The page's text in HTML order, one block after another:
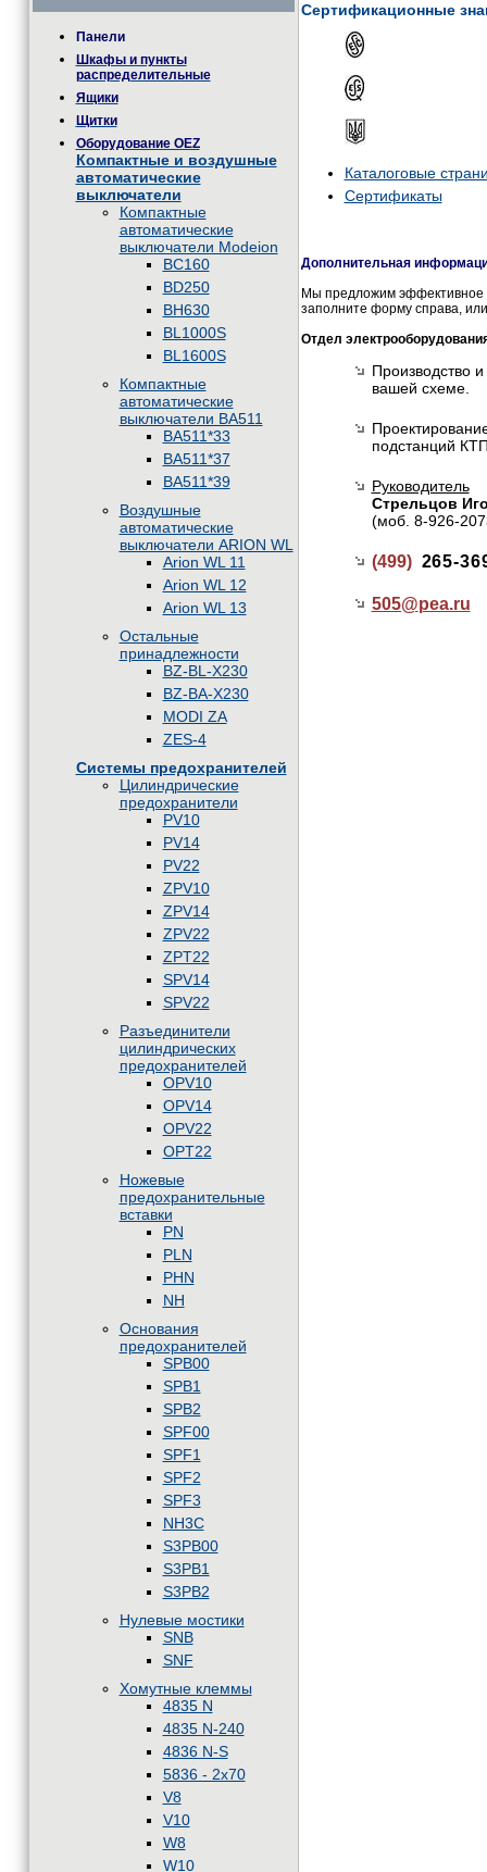
Панели
Шкафы и пункты
распределительные
Ящики
Щитки
Оборудование OEZ
Компактные и воздушные
автоматические
выключатели
Компактные
автоматические
выключатели Modeion
BC160
BD250
BH630
BL1000S
BL1600S
Компактные
автоматические
выключатели BA511
BA511*33
BA511*37
BA511*39
Воздушные
автоматические
выключатели ARION WL
Arion WL 11
Arion WL 12
Arion WL 13
Остальные
принадлежности
BZ-BL-X230
BZ-BA-X230
MODI ZA
ZES-4
Системы предохранителей
Цилиндрические
предохранители
PV10
PV14
PV22
ZPV10
ZPV14
ZPV22
ZPT22
SPV14
SPV22
Разъединители
цилиндрических
предохранителей
OPV10
OPV14
OPV22
OPT22
Ножевые
предохранительные
вставки
PN
PLN
PHN
NH
Основания
предохранителей
SPB00
SPB1
SPB2
SPF00
SPF1
SPF2
SPF3
NH3C
S3PB00
S3PB1
S3PB2
Нулевые мостики
SNB
SNF
Хомутные клеммы
4835 N
4835 N-240
4836 N-S
5836 - 2x70
V8
V10
W8
W10
Сертификационные
Каталоговые
Сертификаты
Дополнительная
Мы предложим эффективное
заполните форму справа,
Отдел
Производство
вашей схеме.
подстанций
Руководитель
Стрельцов
(моб. 8-926-
(499) 265-
505@pea.ru